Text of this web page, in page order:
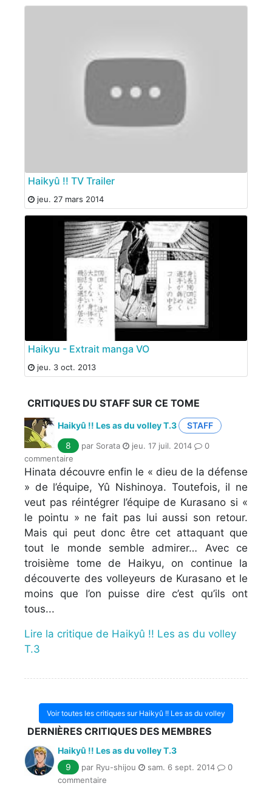
Haikyû !! TV Trailer
jeu. 27 mars 2014
Haikyu - Extrait manga VO
jeu. 3 oct. 2013
CRITIQUES DU STAFF SUR CE TOME
Haikyû !! Les as du volley T.3
STAFF
8
par Sorata jeu. 17 juil. 2014
0
commentaire
Hinata découvre enfin le « dieu de la défense
» de l’équipe, Yû Nishinoya. Toutefois, il ne
veut pas réintégrer l’équipe de Kurasano si «
le pointu » ne fait pas lui aussi son retour.
Mais qui peut donc être cet attaquant que
tout le monde semble admirer… Avec ce
troisième tome de Haikyu, on continue la
découverte des volleyeurs de Kurasano et le
moins que l’on puisse dire c’est qu’ils ont
tous...
Lire la critique de Haikyû !! Les as du volley
T.3
Voir toutes les critiques sur Haikyû !! Les as du volley
DERNIÈRES CRITIQUES DES MEMBRES
Haikyû !! Les as du volley T.3
9
par Ryu-shijou sam. 6 sept. 2014
0
commentaire